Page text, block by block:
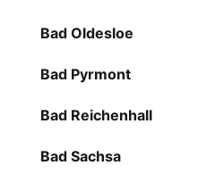
Bad Oldesloe
Bad Pyrmont
Bad Reichenhall
Bad Sachsa